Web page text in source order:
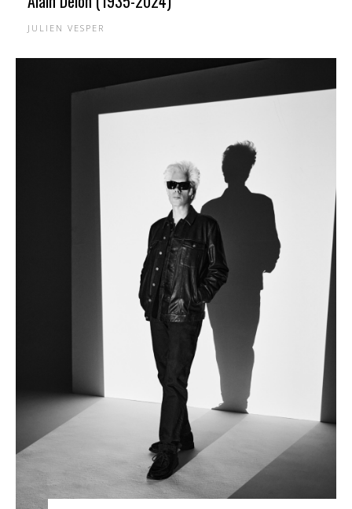
JULIEN VESPER